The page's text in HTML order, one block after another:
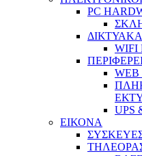
PC
ΔΙΚΤΥΑΚΑ
WIFI
WEB
UPS
ΕΙΚΟΝΑ